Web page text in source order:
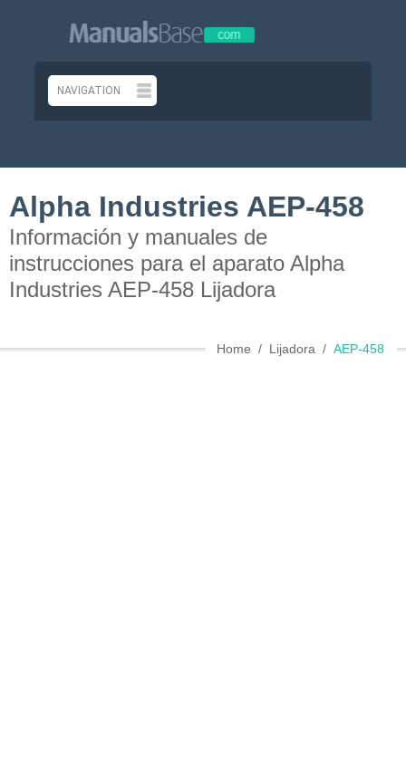
Alpha Industries AEP-458
Información y manuales de
instrucciones para el aparato Alpha
Industries AEP-458 Lijadora
Home Lijadora AEP-458